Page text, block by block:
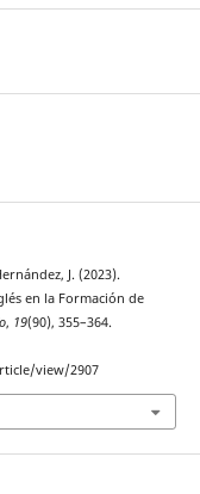
J. (2023).
en la Formación de
, 19(90), 355–364.
view/2907